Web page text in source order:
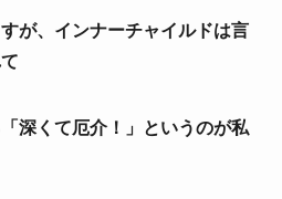
が、インナーチャイルドは言
「深くて厄介！」というのが私